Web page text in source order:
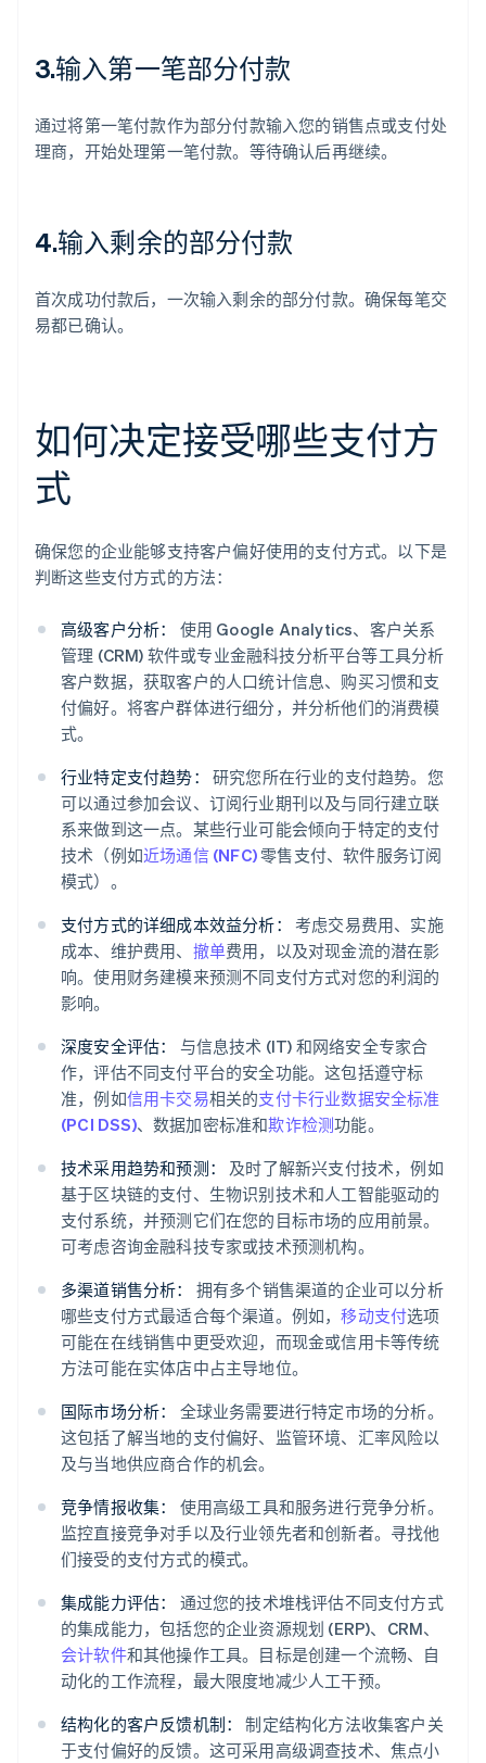
3.输入第一笔部分付款
通过将第一笔付款作为部分付款输入您的销售点或支付处
理商，开始处理第一笔付款。等待确认后再继续。
4.输入剩余的部分付款
首次成功付款后，一次输入剩余的部分付款。确保每笔交
易都已确认。
如何决定接受哪些支付方
式
确保您的企业能够支持客户偏好使用的支付方式。以下是
判断这些支付方式的方法：
高级客户分析：
使用 Google Analytics、客户关系
管理 (CRM) 软件或专业金融科技分析平台等工具分析
客户数据，获取客户的人口统计信息、购买习惯和支
付偏好。将客户群体进行细分，并分析他们的消费模
式。
行业特定支付趋势：
研究您所在行业的支付趋势。您
可以通过参加会议、订阅行业期刊以及与同行建立联
系来做到这一点。某些行业可能会倾向于特定的支付
技术（例如近场通信 (NFC)零售支付、软件服务订阅
模式）。
支付方式的详细成本效益分析：
考虑交易费用、实施
成本、维护费用、 撤单费用，以及对现金流的潜在影
响。使用财务建模来预测不同支付方式对您的利润的
影响。
深度安全评估：
与信息技术 (IT) 和网络安全专家合
作，评估不同支付平台的安全功能。这包括遵守标
准，例如信用卡交易相关的支付卡行业数据安全标准
(PCI DSS)、数据加密标准和欺诈检测功能。
技术采用趋势和预测：
及时了解新兴支付技术，例如
基于区块链的支付、生物识别技术和人工智能驱动的
支付系统，并预测它们在您的目标市场的应用前景。
可考虑咨询金融科技专家或技术预测机构。
多渠道销售分析：
拥有多个销售渠道的企业可以分析
哪些支付方式最适合每个渠道。例如，移动支付选项
可能在在线销售中更受欢迎，而现金或信用卡等传统
方法可能在实体店中占主导地位。
国际市场分析：
全球业务需要进行特定市场的分析。
这包括了解当地的支付偏好、监管环境、汇率风险以
及与当地供应商合作的机会。
竞争情报收集：
使用高级工具和服务进行竞争分析。
监控直接竞争对手以及行业领先者和创新者。寻找他
们接受的支付方式的模式。
集成能力评估：
通过您的技术堆栈评估不同支付方式
的集成能力，包括您的企业资源规划 (ERP)、CRM、
会计软件和其他操作工具。目标是创建一个流畅、自
动化的工作流程，最大限度地减少人工干预。
结构化的客户反馈机制：
制定结构化方法收集客户关
于支付偏好的反馈。这可采用高级调查技术、焦点小